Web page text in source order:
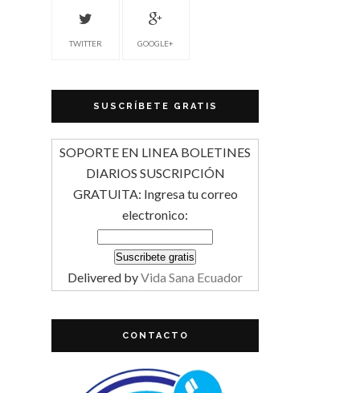
TWITTER GOOGLE+
SUSCRÍBETE GRATIS
SOPORTE EN LINEA BOLETINES
DIARIOS SUSCRIPCIÓN
GRATUITA: Ingresa tu correo
electronico:
Delivered byVida Sana Ecuador
CONTACTO